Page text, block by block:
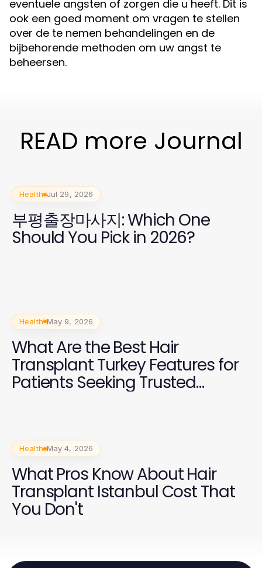
eventuele angsten of zorgen die u heeft. Dit is
ook een goed moment om vragen te stellen
over de te nemen behandelingen en de
bijbehorende methoden om uw angst te
beheersen.
READ more Journal
Health Jul 29, 2026
부평출장마사지: Which One
Should You Pick in 2026?
Health May 9, 2026
What Are the Best Hair
Transplant Turkey Features for
Patients Seeking Trusted
Health May 4, 2026
What Pros Know About Hair
Transplant Istanbul Cost That
You Don't